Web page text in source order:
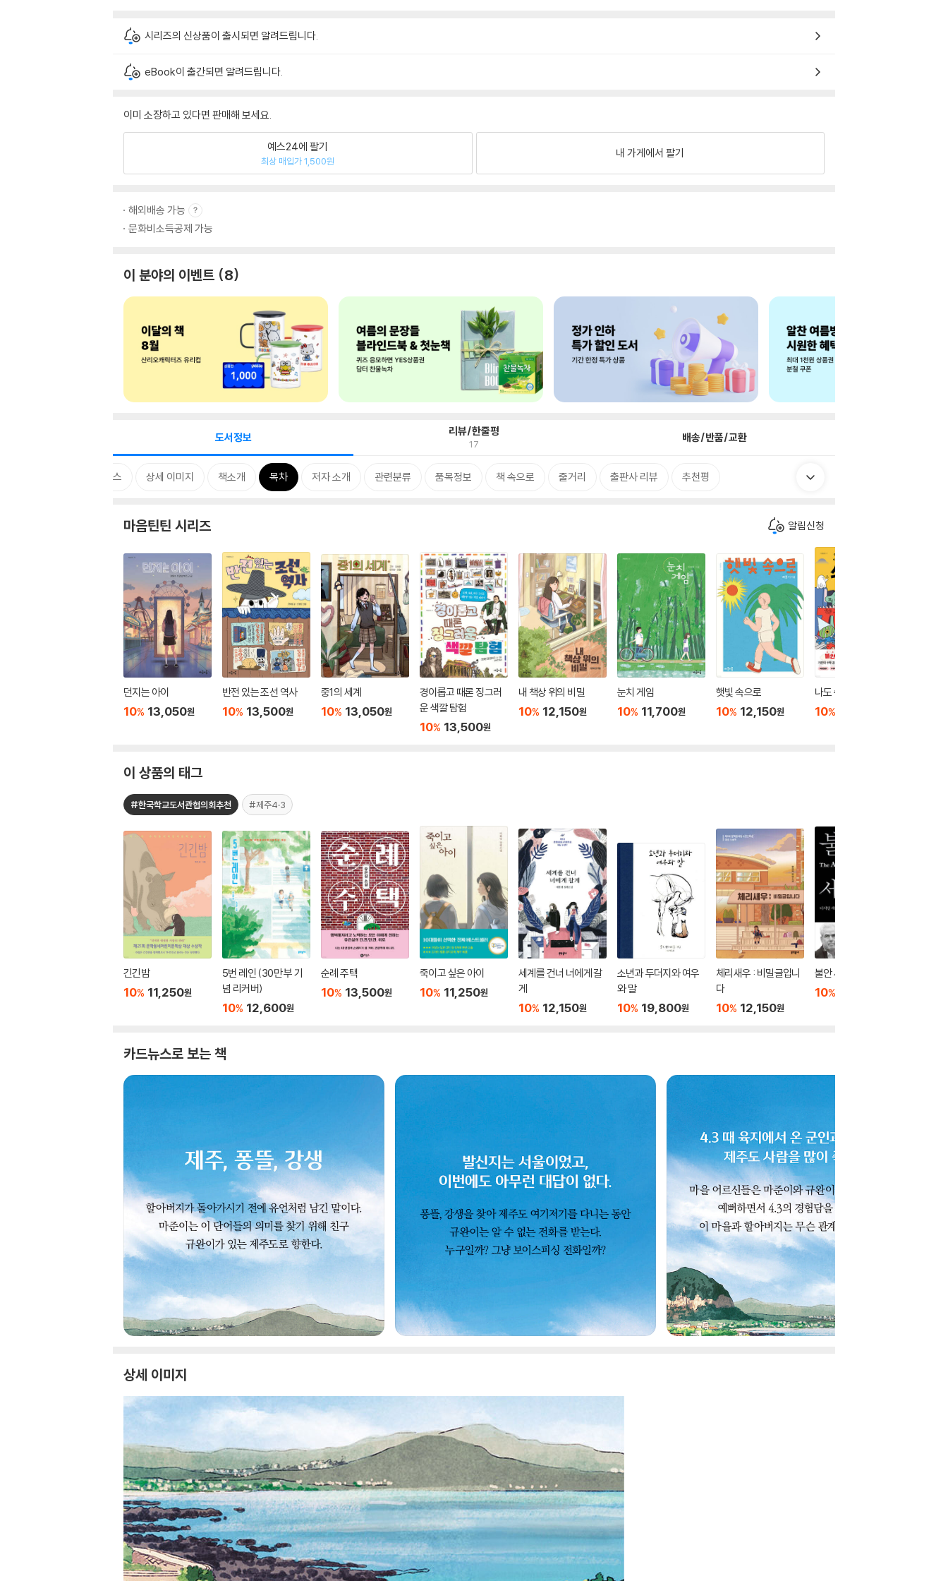
시리즈의 신상품이 출시되면 알려드립니다.
eBook이 출간되면 알려드립니다.
이미 소장하고 있다면 판매해 보세요.
예스24에 팔기
최상 매입가 1,500원
내 가게에서 팔기
해외배송 가능
문화비소득공제 가능
이 분야의 이벤트 8
도서정보 리뷰/한줄평
17 배송/반품/교환
카드뉴스 상세 이미지 책소개 목차 저자 소개 관련분류 품목정보 책 속으로 줄거리 출판사 리뷰 추천평
마음틴틴 시리즈 알림신청
던지는 아이
10% 13,050원
반전 있는 조선 역사
10% 13,500원
중1의 세계
10% 13,050원
경이롭고 때론 징그러
운 색깔 탐험
10% 13,500원
내 책상 위의 비밀
10% 12,150원
눈치 게임
10% 11,700원
햇빛 속으로
10% 12,150원
나도 수학 불안?
10%
이 상품의 태그
#한국학교도서관협의회추천 #제주4·3
긴긴밤
10% 11,250원
5번 레인 (30만 부 기
념 리커버)
10% 12,600원
순례 주택
10% 13,500원
죽이고 싶은 아이
10% 11,250원
세계를 건너 너에게 갈
게
10% 12,150원
소년과 두더지와 여우
와 말
10% 19,800원
체리새우 : 비밀글입니
다
10% 12,150원
불안 세대
10%
카드뉴스로 보는 책
상세 이미지